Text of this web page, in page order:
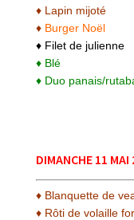
♦ Lapin mijoté
♦ Burger Noël
♦ Filet de julienne
♦ Blé
♦ Duo panais/
DIMANCHE 11 MAI
♦ Blanquette de
♦ Rôti de volaille